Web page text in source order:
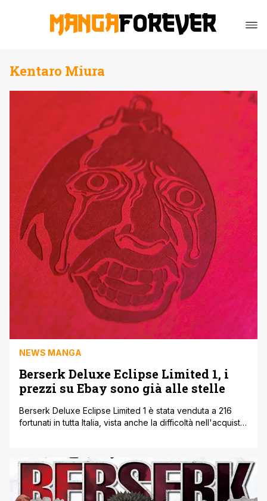
Kentaro Miura
NEWS MANGA
Berserk Deluxe Eclipse Limited 1, i
prezzi su Ebay sono già alle stelle
Berserk Deluxe Eclipse Limited 1 è stata venduta a 216
fortunati in tutta Italia, vista anche la difficoltà nell'acquisto
numerose persone sono rimaste senza la loro copie, e
puntalemente proprio per questo i prezzi della variant
sono già alle stelle su [']